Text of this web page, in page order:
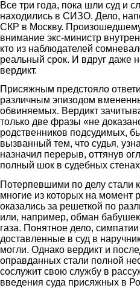
Все три года, пока шли суд и
находились в СИЗО. Дело,
СКР в Москву.
внимание экс-министр
кто из наблюдателей
реальный срок. И вдруг даже
вердикт.
Присяжным предстояло
различным эпизодом
обвиняемых. Вердикт
только две фразы «не
родственников подсудимых,
вызванный тем, что судья,
назначил перерыв, оттянув
полный шок в судебных
Потерпевшими по делу стали
многие из которых на момент
оказались за решеткой по
или, например, обман
газа. Понятное дело,
доставленные в суд в
могли. Однако вердикт и
оправданных стали полной
сослужит свою службу в
введения суда присяжных в